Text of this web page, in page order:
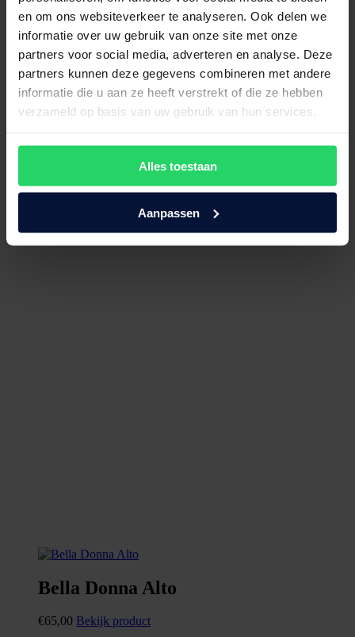
en om ons websiteverkeer te analyseren. Ook delen we
informatie over uw gebruik van onze site met onze
partners voor social media, adverteren en analyse. Deze
partners kunnen deze gegevens combineren met andere
informatie die u aan ze heeft verstrekt of die ze hebben
verzameld op basis van uw gebruik van hun services.
Alles toestaan
Aanpassen
Split topperhoeslaken Percal 400
Bella Donna Alto
€65,00 Bekijk product